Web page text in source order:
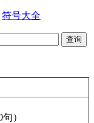
符号大全
）